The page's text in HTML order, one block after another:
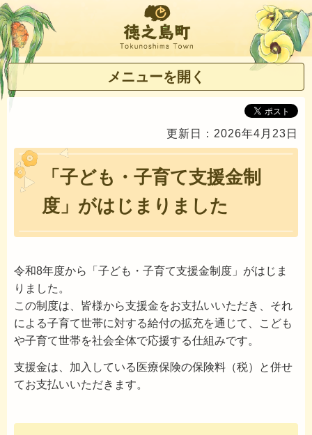
徳之島町
メニューを開く
更新日：2026年4月23日
「子ども・子育て支援金制
度」がはじまりました
令和8年度から「子ども・子育て支援金制度」がはじま
りました。
この制度は、皆様から支援金をお支払いいただき、それ
による子育て世帯に対する給付の拡充を通じて、こども
や子育て世帯を社会全体で応援する仕組みです。
支援金は、加入している医療保険の保険料（税）と併せ
てお支払いいただきます。